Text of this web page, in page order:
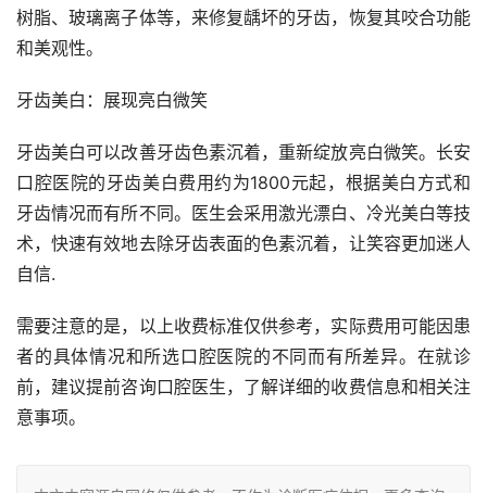
树脂、玻璃离子体等，来修复龋坏的牙齿，恢复其咬合功能
和美观性。
牙齿美白：展现亮白微笑
牙齿美白可以改善牙齿色素沉着，重新绽放亮白微笑。长安
口腔医院的牙齿美白费用约为1800元起，根据美白方式和
牙齿情况而有所不同。医生会采用激光漂白、冷光美白等技
术，快速有效地去除牙齿表面的色素沉着，让笑容更加迷人
自信.
需要注意的是，以上收费标准仅供参考，实际费用可能因患
者的具体情况和所选口腔医院的不同而有所差异。在就诊
前，建议提前咨询口腔医生，了解详细的收费信息和相关注
意事项。